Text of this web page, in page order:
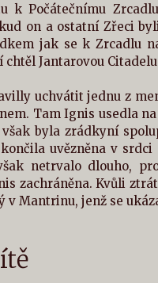
k Počátečnímu
on a ostatní Zřeci
jak se k Zrcadlu
Jantarovou
uchvátit jednu z
Tam Ignis usedla
byla zrádkyní
uvězněna v
netrvalo dlouho,
zachráněna. Kvůli
Mantrinu, jenž se